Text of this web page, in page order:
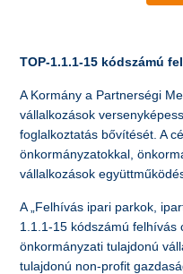
TOP-1.1.1-15 kódszámú
A Kormány a Partnerségi
vállalkozások
foglalkoztatás bővítését. A
önkormányzatokkal,
vállalkozások
A „Felhívás ipari parkok,
1.1.1-15 kódszámú felhívás
önkormányzati tulajdonú
tulajdonú non-profit